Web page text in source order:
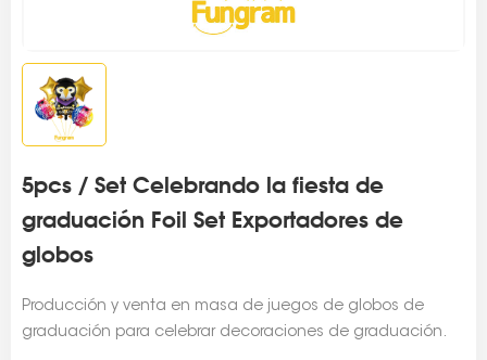
5pcs / Set Celebrando la fiesta de
graduación Foil Set Exportadores de
globos
Producción y venta en masa de juegos de globos de
graduación para celebrar decoraciones de graduación.